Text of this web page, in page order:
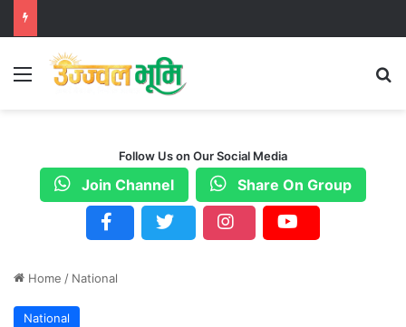
Menu
Follow Us on Our Social Media
Join Channel Share On Group
Home / National
National